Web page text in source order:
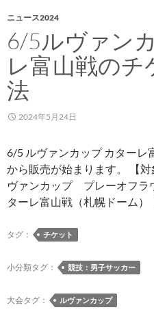
ニュース2024
6/5ルヴァン
レ富山戦の
法
2024年5月24日
6/5 ルヴァンカップ カター
から販売が始まります。 【
ヴァンカップ プレーオフ
ターレ富山戦（札幌ドーム）
タグ： チケット
小分類タグ： 競技：男子サッカー
大会タグ： ルヴァンカップ